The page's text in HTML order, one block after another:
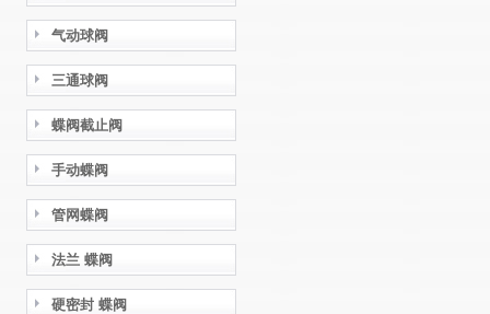
气动球阀
三通球阀
蝶阀截止阀
手动蝶阀
管网蝶阀
法兰 蝶阀
硬密封 蝶阀